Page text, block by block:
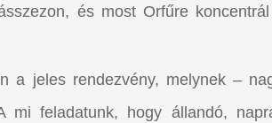
és most Orfűre
a jeles rendezvény, melynek –
mi feladatunk, hogy állandó,